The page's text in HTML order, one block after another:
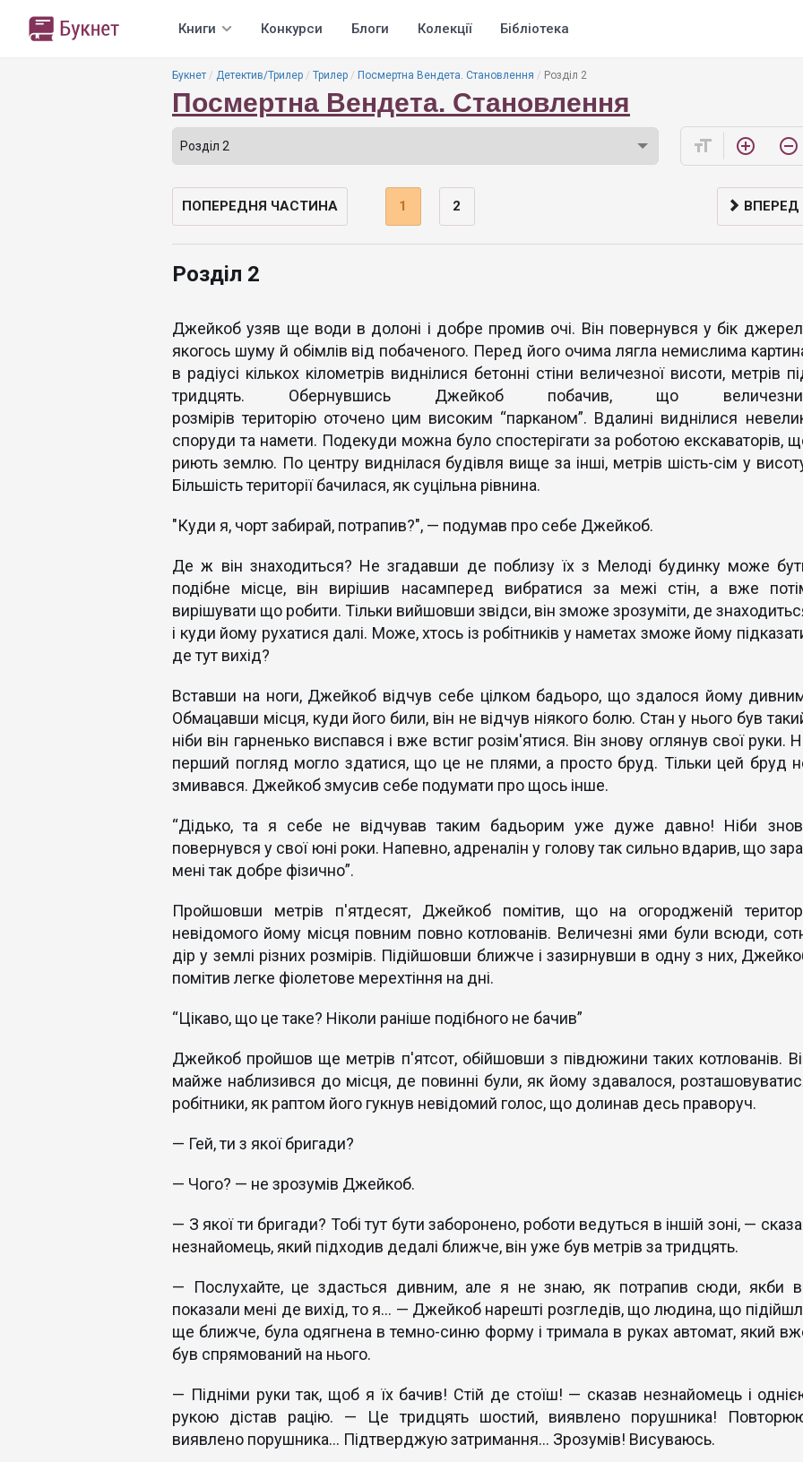
Книги Конкурси Блоги Колекції Бібліотека
Букнет Детектив/Трилер Трилер Посмертна Вендета. Становлення Роздiл 2
Посмертна Вендета. Становлення
format_size add_circle_outline remove_circle_outline
ПОПЕРЕДНЯ ЧАСТИНА 1 2 ВПЕРЕД
Роздiл 2
Джейкоб узяв ще води в долоні і добре промив очі. Він повернувся у бік
якогось шуму й обімлів від побаченого. Перед його очима лягла немислима
в радіусі кількох кілометрів виднілися бетонні стіни величезної висоти, метрів
тридцять. Обернувшись Джейкоб побачив, що
розмiрiв територiю оточено цим високим “парканом”. Вдалині виднілися
споруди та намети. Подекуди можна було спостерігати за роботою екскаваторів,
риють землю. По центру виднілася будівля вище за iншi, метрів шість-сім у
Більшість території бачилася, як суцільна рівнина.
"Куди я, чорт забирай, потрапив?", — подумав про себе Джейкоб.
Де ж він знаходиться? Не згадавши де поблизу їх з Мелоді будинку може
подібне місце, він вирішив насамперед вибратися за межі стін, а вже
вирішувати що робити. Тільки вийшовши звідси, він зможе зрозуміти, де
і куди йому рухатися далі. Може, хтось із робітників у наметах зможе йому
де тут вихід?
Вставши на ноги, Джейкоб відчув себе цілком бадьоро, що здалося йому
Обмацавши місця, куди його били, він не відчув ніякого болю. Стан у нього був
ніби він гарненько виспався і вже встиг розім'ятися. Він знову оглянув свої руки.
перший погляд могло здатися, що це не плями, а просто бруд. Тільки цей бруд
змивався. Джейкоб змусив себе подумати про щось інше.
“Дiдько, та я себе не відчував таким бадьорим уже дуже давно! Ніби
повернувся у свої юні роки. Напевно, адреналін у голову так сильно вдарив, що
мені так добре фізично”.
Пройшовши метрів п'ятдесят, Джейкоб помiтив, що на огородженій
невідомого йому місця повним повно котлованів. Величезні ями були всюди,
дір у землі різних розмірів. Підійшовши ближче і зазирнувши в одну з них,
помітив легке фіолетове мерехтіння на дні.
“Цікаво, що це таке? Ніколи раніше подібного не бачив”
Джейкоб пройшов ще метрів п'ятсот, обійшовши з півдюжини таких котлованів.
майже наблизився до місця, де повинні були, як йому здавалося,
робітники, як раптом його гукнув невідомий голос, що долинав десь праворуч.
— Гей, ти з якої бригади?
— Чого? — не зрозумів Джейкоб.
— З якої ти бригади? Тобі тут бути заборонено, роботи ведуться в іншій зоні, —
незнайомець, який підходив дедалі ближче, він уже був метрів за тридцять.
— Послухайте, це здасться дивним, але я не знаю, як потрапив сюди, якби
показали мені де вихід, то я… — Джейкоб нарешті розгледів, що людина, що
ще ближче, була одягнена в темно-синю форму і тримала в руках автомат, який
був спрямований на нього.
— Підніми руки так, щоб я їх бачив! Стій де стоїш! — сказав незнайомець і
рукою дістав рацію. — Це тридцять шостий, виявлено порушника!
виявлено порушника… Підтверджую затримання… Зрозумiв! Висуваюсь.